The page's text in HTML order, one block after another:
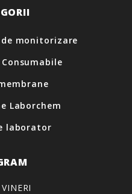
monitorizare
Laborchem
laborator